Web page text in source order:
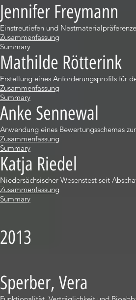
Jennifer Freymann
Einstreutiefen und
Zusammenfassung
Summary
Mathilde Rötterink
Erstellung eines Anforderungsprofils für
Zusammenfassung
Summary
Anke Sennewal
Anwendung eines Bewertungsschemas
Zusammenfassung
Summary
Katja Riedel
Niedersächsischer Wesenstest seit
Zusammenfassung
Summary
2013
Sperber, Vera